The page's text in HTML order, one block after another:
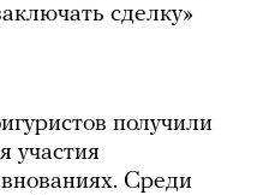
сделку»
получили
участия
Среди